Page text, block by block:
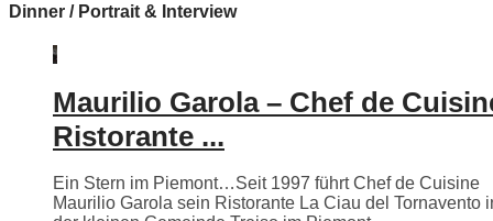
Dinner / Portrait & Interview
Maurilio Garola – Chef de
Ristorante ...
Ein Stern im Piemont…Seit 1997 führt Chef de Cuisine
Maurilio Garola sein Ristorante La Ciau del Tornavento